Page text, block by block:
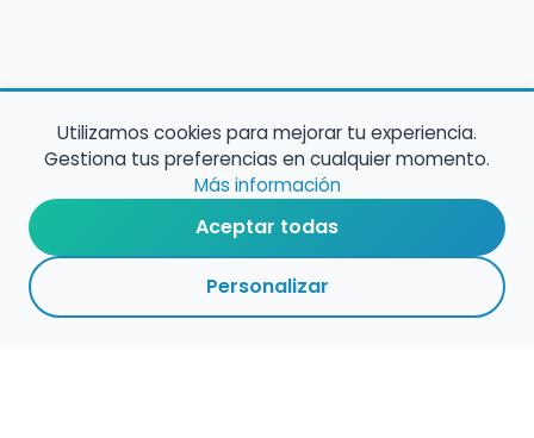
Utilizamos cookies para mejorar tu experiencia.
Gestiona tus preferencias en cualquier momento.
Más información
Aceptar todas
Personalizar